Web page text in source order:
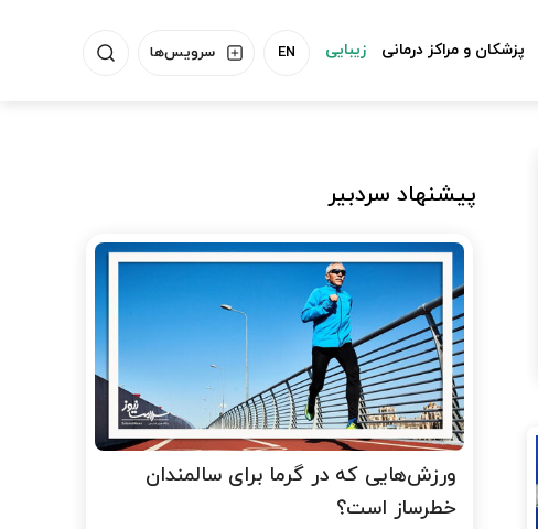
سرویس‌ها EN پزشکان و مراکز درمانی زیبایی
پیشنهاد سردبیر
ورزش‌هایی که در گرما برای سالمندان
خطرساز است؟